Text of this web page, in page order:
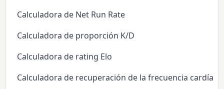
Calculadora de Net Run Rate
Calculadora de proporción K/D
Calculadora de rating Elo
Calculadora de recuperación de la frecuencia cardíaca